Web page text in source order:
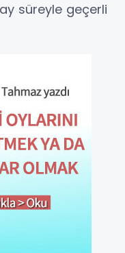
süreyle geçerli